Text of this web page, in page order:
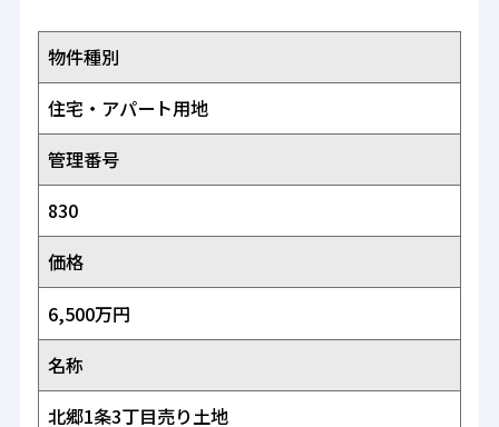
物件種別
住宅・アパート用地
管理番号
830
価格
6,500万円
名称
北郷1条3丁目売り土地